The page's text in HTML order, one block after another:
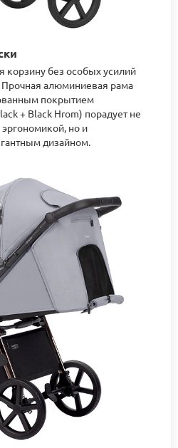
корзину без особых усилий
Прочная алюминиевая рама
покрытием
+ Black Hrom) порадует не
но и
дизайном.